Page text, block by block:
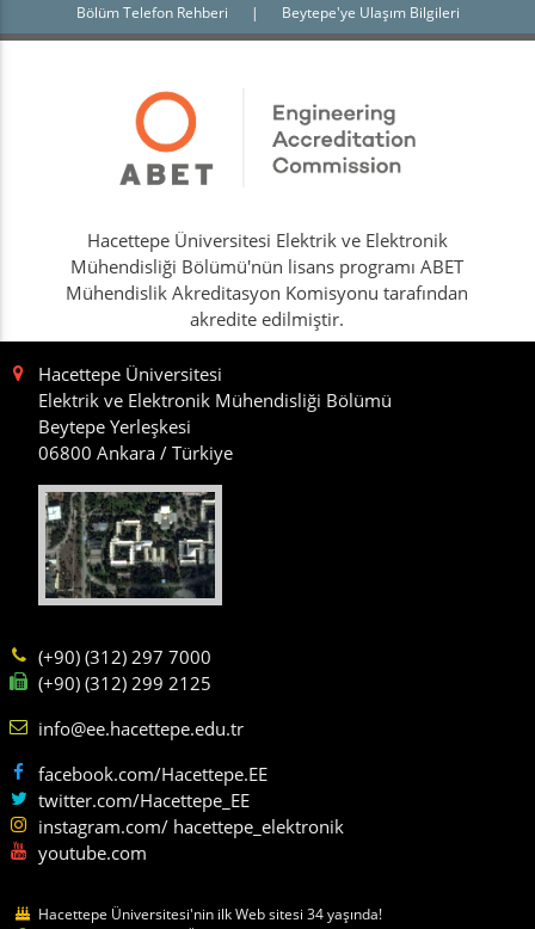
Bölüm Telefon Rehberi
| Beytepe'ye Ulaşım Bilgileri
Hacettepe Üniversitesi Elektrik ve Elektronik
Mühendisliği Bölümü'nün lisans programı ABET
Mühendislik Akreditasyon Komisyonu tarafından
akredite edilmiştir.
Hacettepe Üniversitesi
Elektrik ve Elektronik Mühendisliği Bölümü
Beytepe Yerleşkesi
06800 Ankara / Türkiye
(+90) (312) 297 7000
(+90) (312) 299 2125
info@ee.hacettepe.edu.tr
facebook.com/Hacettepe.EE
twitter.com/Hacettepe_EE
instagram.com/ hacettepe_elektronik
youtube.com
Hacettepe Üniversitesi'nin ilk Web sitesi 34 yaşında!